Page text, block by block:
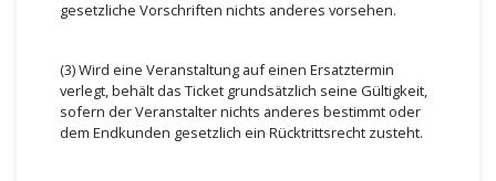
gesetzliche Vorschriften nichts anderes vorsehen.
(3) Wird eine Veranstaltung auf einen Ersatztermin
verlegt, behält das Ticket grundsätzlich seine Gültigkeit,
sofern der Veranstalter nichts anderes bestimmt oder
dem Endkunden gesetzlich ein Rücktrittsrecht zusteht.